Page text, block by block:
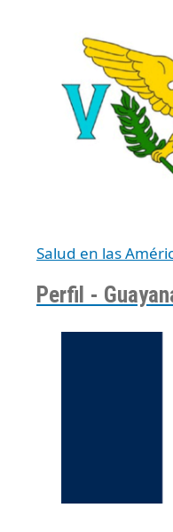
Salud en las
Perfil -